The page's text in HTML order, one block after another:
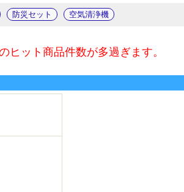
防災セット 空気清浄機
ット商品件数が多過ぎます。